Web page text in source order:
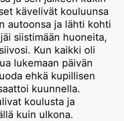
kävelivät kouluunsa
autoonsa ja lähti kohti
siistimään huoneita,
Kun kaikki oli
lukemaan päivän
ehkä kupillisen
kuunnella.
koulusta ja
kuin ulkona.